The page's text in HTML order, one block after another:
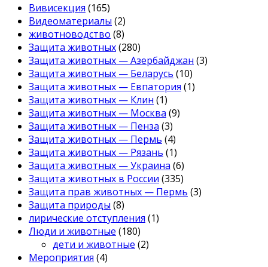
Вивисекция (165)
Видеоматериалы (2)
животноводство (8)
Защита животных(280)
Защита животных — Азербайджан (3)
Защита животных — Беларусь (10)
Защита животных — Евпатория (1)
Защита животных — Клин (1)
Защита животных — Москва (9)
Защита животных — Пенза (3)
Защита животных — Пермь (4)
Защита животных — Рязань (1)
Защита животных — Украина (6)
Защита животных в России (335)
Защита прав животных — Пермь (3)
Защита природы (8)
лирические отступления (1)
Люди и животные (180)
дети и животные (2)
Мероприятия (4)